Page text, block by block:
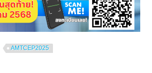
AMTCEP2025